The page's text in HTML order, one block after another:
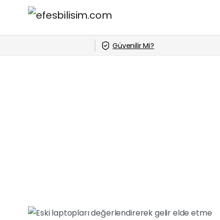
Güvenilir Mi?